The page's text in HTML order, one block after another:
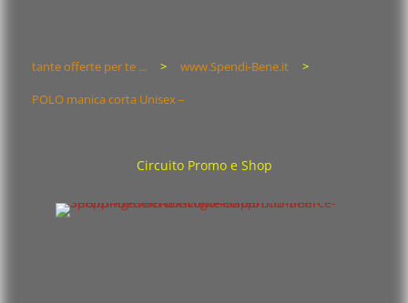
tante offerte per te ... > www.Spendi-Bene.it
>
POLO manica corta Unisex –
Circuito Promo e Shop